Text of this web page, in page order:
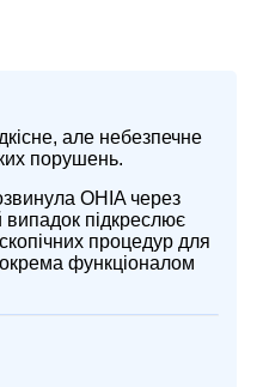
але небезпечне
порушень.
OHIA через
випадок підкреслює
процедур для
функціоналом